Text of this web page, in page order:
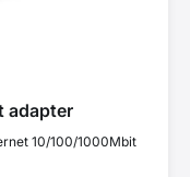
adapter
10/100/1000Mbit